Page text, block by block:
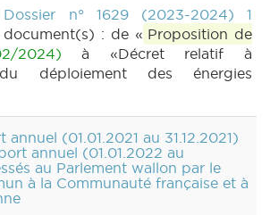
n° 1629 (2023-2024) 1
: de « Proposition de
2024) à «Décret relatif à
du déploiement des énergies
(01.01.2021 au 31.12.2021)
annuel (01.01.2022 au
au Parlement wallon par le
à la Communauté française et à